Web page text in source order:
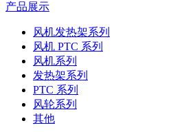
产品展示
风机发热架系列
风机 PTC 系列
风机系列
发热架系列
PTC 系列
风轮系列
其他